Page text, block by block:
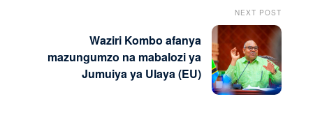
NEXT POST
Waziri Kombo afanya
mazungumzo na mabalozi ya
Jumuiya ya Ulaya (EU)